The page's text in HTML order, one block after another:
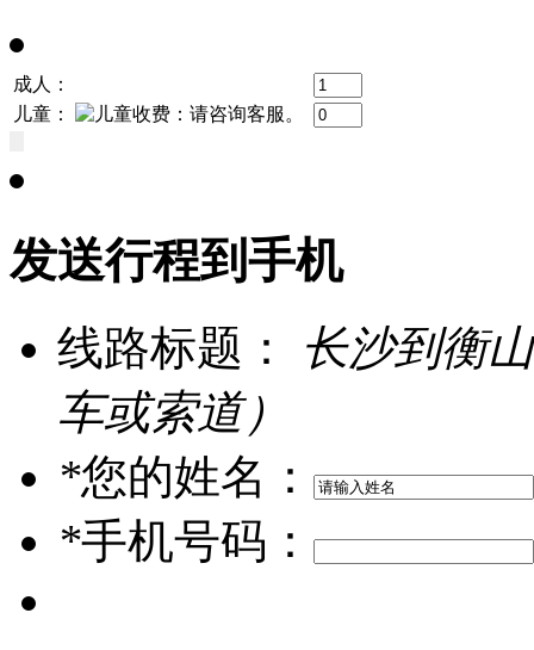
成人：
儿童：
发送行程到手机
线路标题：
长沙到衡
车或索道）
*您的姓名：
*手机号码：